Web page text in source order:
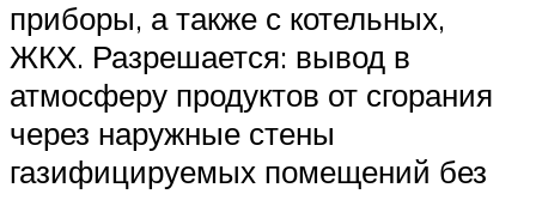
приборы, а также с котельных,
ЖКХ. Разрешается: вывод в
атмосферу продуктов от сгорания
через наружные стены
газифицируемых помещений без